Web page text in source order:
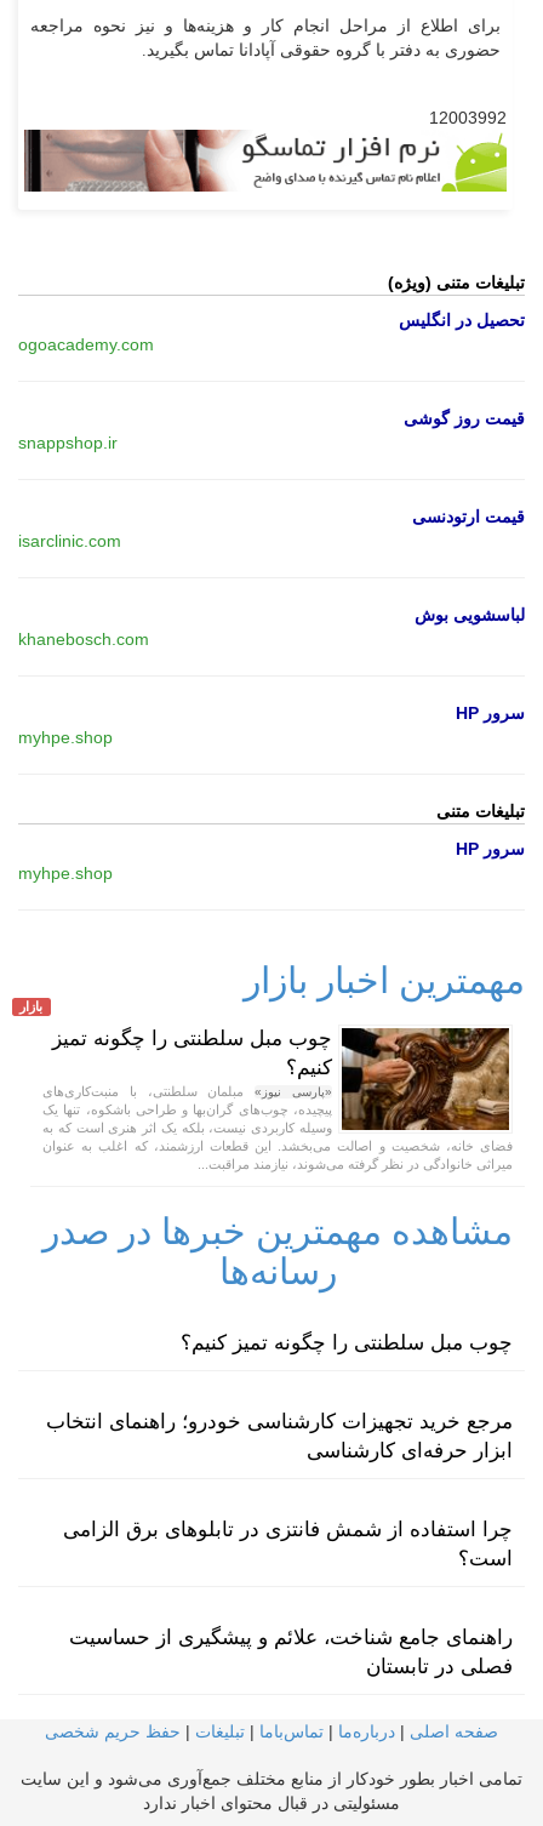
برای اطلاع از مراحل انجام کار و هزینه‌ها و نیز نحوه مراجعه
حضوری به دفتر با گروه حقوقی آپادانا تماس بگیرید.
12003992
تبلیغات متنی (ویژه)
تحصیل در انگلیس
ogoacademy.com
قیمت روز گوشی
snappshop.ir
قیمت ارتودنسی
isarclinic.com
لباسشویی بوش
khanebosch.com
سرور HP
myhpe.shop
تبلیغات متنی
سرور HP
myhpe.shop
مهمترین اخبار بازار
بازار
چوب مبل سلطنتی را چگونه تمیز
کنیم؟
«پارسی نیوز»مبلمان سلطنتی، با منبت‌کاری‌های
پیچیده، چوب‌های گران‌بها و طراحی باشکوه، تنها یک
وسیله کاربردی نیست، بلکه یک اثر هنری است که به
فضای خانه، شخصیت و اصالت می‌بخشد. این قطعات ارزشمند، که اغلب به عنوان
میراثی خانوادگی در نظر گرفته می‌شوند، نیازمند مراقبت...
مشاهده مهمترین خبرها در صدر
رسانه‌ها
چوب مبل سلطنتی را چگونه تمیز کنیم؟
مرجع خرید تجهیزات کارشناسی خودرو؛ راهنمای انتخاب
ابزار حرفه‌ای کارشناسی
چرا استفاده از شمش فانتزی در تابلوهای برق الزامی
است؟
راهنمای جامع شناخت، علائم و پیشگیری از حساسیت
فصلی در تابستان
صفحه اصلی | درباره‌ما | تماس‌با‌ما | تبلیغات | حفظ حریم شخصی
تمامی اخبار بطور خودکار از منابع مختلف جمع‌آوری می‌شود و این سایت
مسئولیتی در قبال محتوای اخبار ندارد